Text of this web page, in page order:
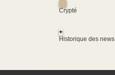
Crypté
+
Historique des news